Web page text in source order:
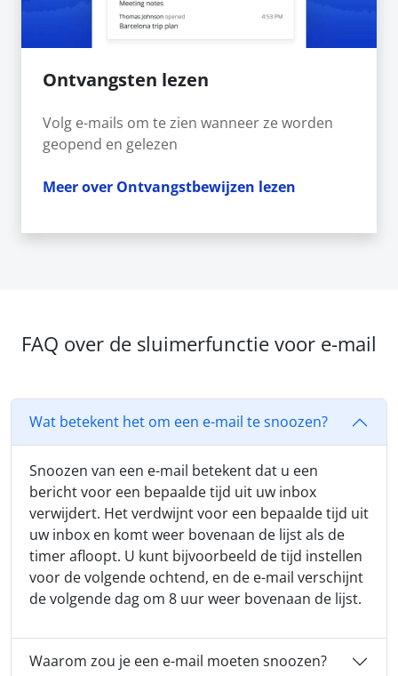
Ontvangsten lezen
Volg e-mails om te zien wanneer ze worden
geopend en gelezen
Meer over Ontvangstbewijzen lezen
FAQ over de sluimerfunctie voor e-mail
Wat betekent het om een e-mail te snoozen?
Snoozen van een e-mail betekent dat u een
bericht voor een bepaalde tijd uit uw inbox
verwijdert. Het verdwijnt voor een bepaalde tijd uit
uw inbox en komt weer bovenaan de lijst als de
timer afloopt. U kunt bijvoorbeeld de tijd instellen
voor de volgende ochtend, en de e-mail verschijnt
de volgende dag om 8 uur weer bovenaan de lijst.
Waarom zou je een e-mail moeten snoozen?